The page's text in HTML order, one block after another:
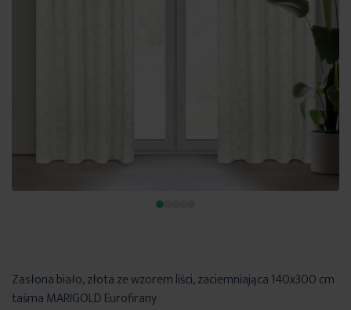
Zasłona biało, złota ze wzorem liści, zaciemniająca 140x300 cm
taśma MARIGOLD Eurofirany